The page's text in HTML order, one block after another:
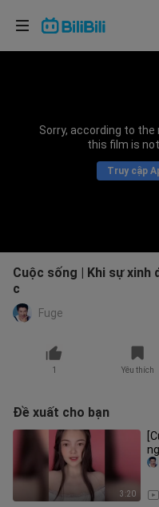
Sorry, according to
this film is not
Truy cập
Cuộc sống | Khi sự
c
Fuge
1 Yêu thích
Đề xuất cho bạn
3:20
Lựa chọn ngôn
Bahasa Indonesia